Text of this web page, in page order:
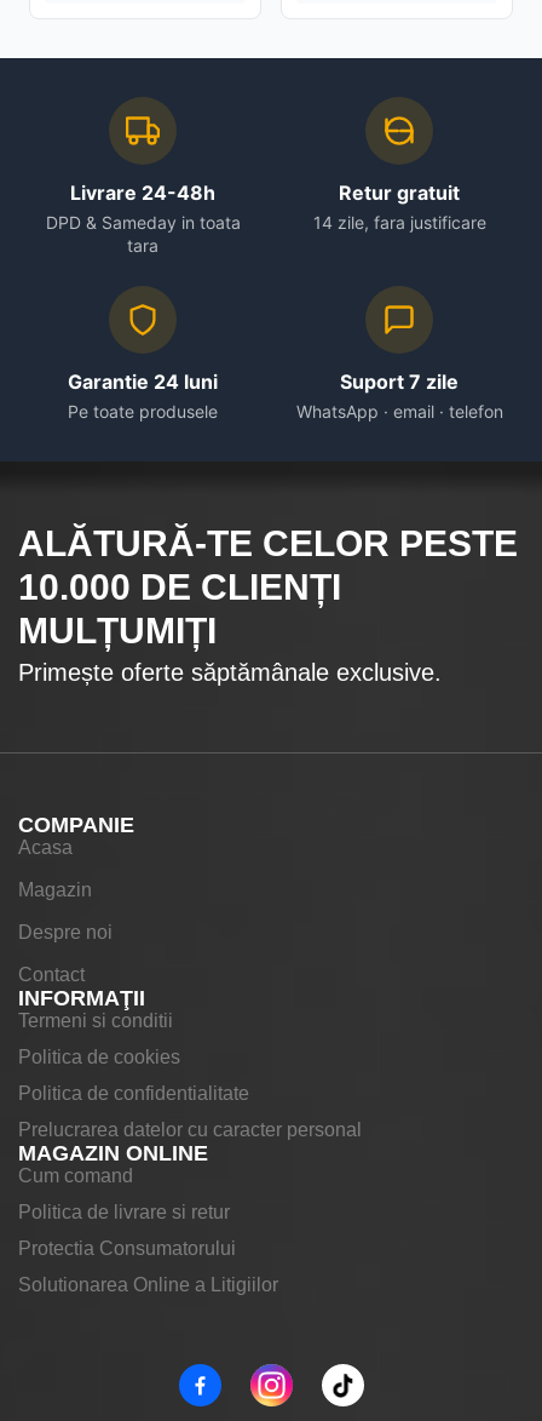
Livrare 24-48h
DPD & Sameday in toata
tara
Retur gratuit
14 zile, fara justificare
Garantie 24 luni
Pe toate produsele
Suport 7 zile
WhatsApp · email · telefon
ALĂTURĂ-TE CELOR PESTE
10.000 DE CLIENȚI
MULȚUMIȚI
Primește oferte săptămânale exclusive.
COMPANIE
Acasa
Magazin
Despre noi
Contact
INFORMAŢII
Termeni si conditii
Politica de cookies
Politica de confidentialitate
Prelucrarea datelor cu caracter personal
MAGAZIN ONLINE
Cum comand
Politica de livrare si retur
Protectia Consumatorului
Solutionarea Online a Litigiilor